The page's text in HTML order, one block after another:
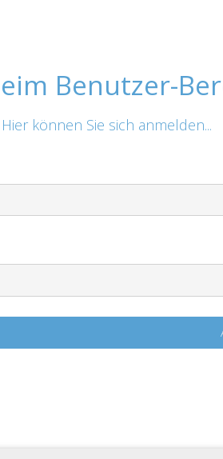
Benutzer-
Hier können Sie sich anmelden...